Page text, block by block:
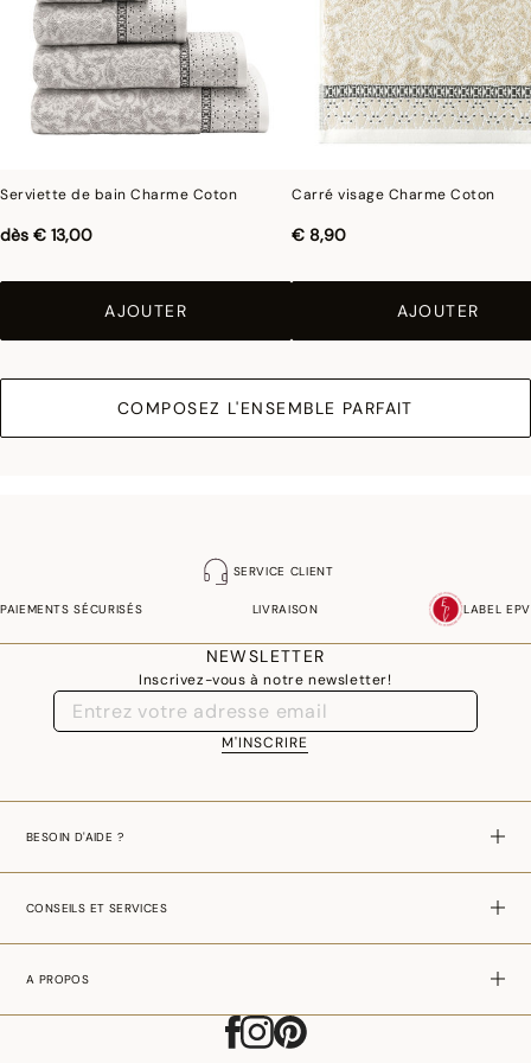
Serviette de bain Charme Coton
dès € 13,00
AJOUTER
Carré visage Charme Coton
€ 8,90
AJOUTER
COMPOSEZ L'ENSEMBLE PARFAIT
SERVICE CLIENT
PAIEMENTS SÉCURISÉS LIVRAISON LABEL EPV
NEWSLETTER
Inscrivez-vous à notre newsletter!
M'INSCRIRE
BESOIN D'AIDE ?
CONSEILS ET SERVICES
A PROPOS